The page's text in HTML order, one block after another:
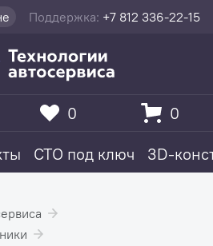
Поддержка: +7 812 336-22-15
СТО под ключ 3D-
0 0